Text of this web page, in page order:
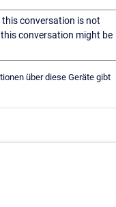
conversation is not
conversation might be
über diese Geräte gibt